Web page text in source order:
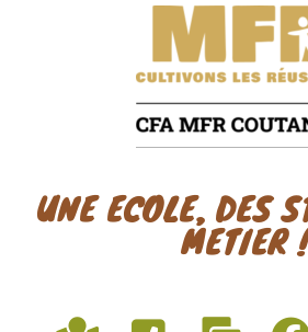
UNE ECOLE, DES
METIER !